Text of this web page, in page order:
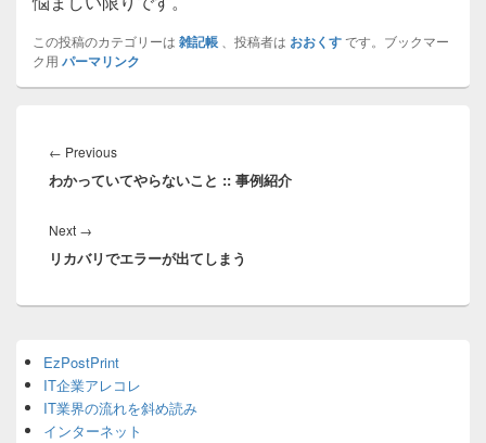
この投稿のカテゴリーは 雑記帳 、投稿者は おおくすです。ブックマー
ク用 パーマリンク
稿
ナ
ゲ
シ
← PreviousPrevious
post:
わかっていてやらないこと :: 事例紹介
Next →
post:
リカバリでエラーが出てしまう
Sidebar
Widget
Area
EzPostPrint
IT企業アレコレ
IT業界の流れを斜め読み
インターネット